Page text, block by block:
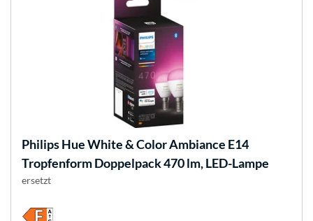
Philips HueWhite & Color Ambiance E14
Tropfenform Doppelpack 470 lm, LED-Lampe
ersetzt